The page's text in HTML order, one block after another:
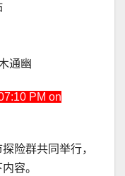
通幽
PM on
险群共同举行，
容。